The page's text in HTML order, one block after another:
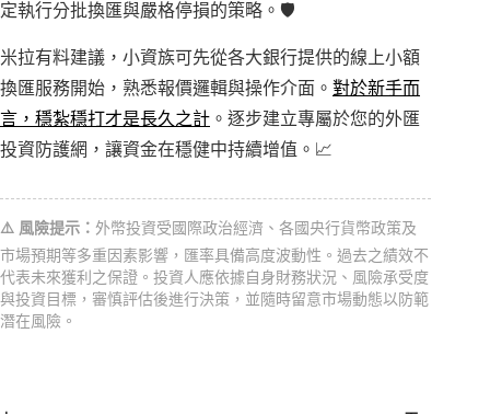
定執行分批換匯與嚴格停損的策略。🛡️
米拉有料建議，小資族可先從各大銀行提供的線上小額
換匯服務開始，熟悉報價邏輯與操作介面。 對於新手而
言，穩紮穩打才是長久之計 。逐步建立專屬於您的外匯
投資防護網，讓資金在穩健中持續增值。📈
⚠️ 風險提示： 外幣投資受國際政治經濟、各國央行貨幣政策及
市場預期等多重因素影響，匯率具備高度波動性。過去之績效不
代表未來獲利之保證。投資人應依據自身財務狀況、風險承受度
與投資目標，審慎評估後進行決策，並隨時留意市場動態以防範
潛在風險。